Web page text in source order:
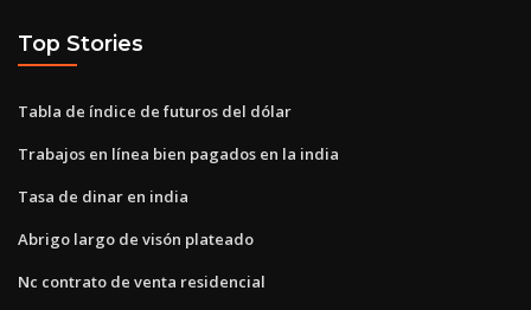
Top Stories
Tabla de índice de futuros del dólar
Trabajos en línea bien pagados en la india
Tasa de dinar en india
Abrigo largo de visón plateado
Nc contrato de venta residencial